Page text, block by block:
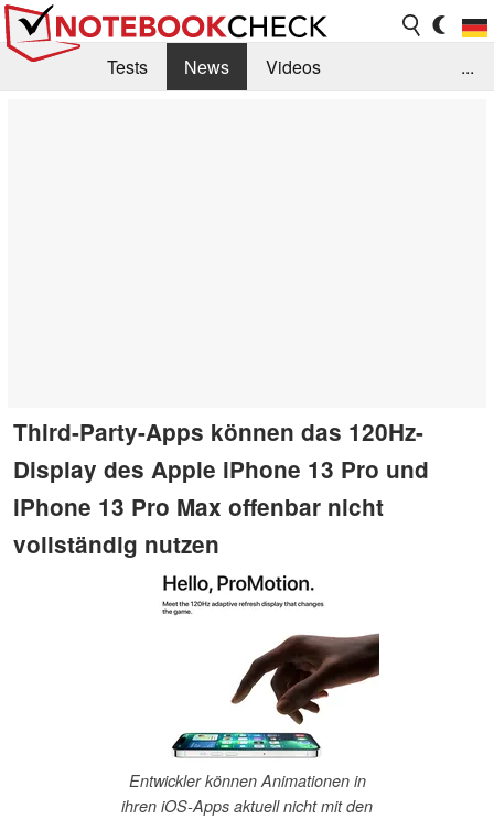
Tests News
Videos
...
Third-Party-Apps können das 120Hz-
Display des Apple iPhone 13 Pro und
iPhone 13 Pro Max offenbar nicht
vollständig nutzen
Entwickler können Animationen in
ihren iOS-Apps aktuell nicht mit den